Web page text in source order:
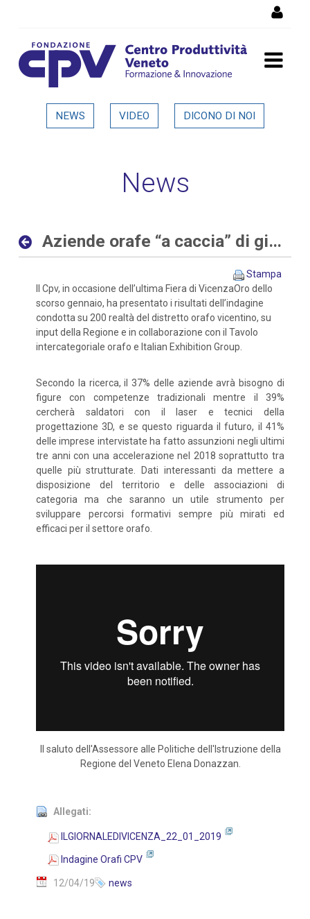
Aziende orafe “a caccia” di
digitali che tradizionali -
NEWS VIDEO DICONO DI NOI
News
Aziende orafe “a caccia” di giovani sia con competenze digitali che tradizionali
Stampa
Il Cpv, in occasione dell’ultima Fiera di VicenzaOro dello
scorso gennaio, ha presentato i risultati dell’indagine
condotta su 200 realtà del distretto orafo vicentino, su
input della Regione e in collaborazione con il Tavolo
intercategoriale orafo e Italian Exhibition Group.
Secondo la ricerca, il 37% delle aziende avrà bisogno di
figure con competenze tradizionali mentre il 39%
cercherà saldatori con il laser e tecnici della
progettazione 3D, e se questo riguarda il futuro, il 41%
delle imprese intervistate ha fatto assunzioni negli ultimi
tre anni con una accelerazione nel 2018 soprattutto tra
quelle più strutturate. Dati interessanti da mettere a
disposizione del territorio e delle associazioni di
categoria ma che saranno un utile strumento per
sviluppare percorsi formativi sempre più mirati ed
efficaci per il settore orafo.
Il saluto dell'Assessore alle Politiche dell'Istruzione della
Regione del Veneto Elena Donazzan.
Allegati:
ILGIORNALEDIVICENZA_22_01_2019
Indagine Orafi CPV
12/04/19 news